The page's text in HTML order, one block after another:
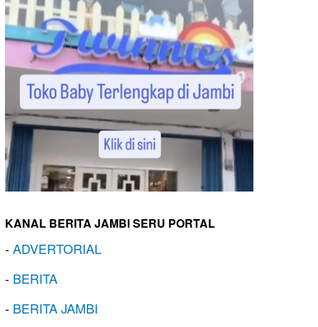
KANAL BERITA JAMBI SERU PORTAL
-ADVERTORIAL
- BERITA
- BERITA JAMBI